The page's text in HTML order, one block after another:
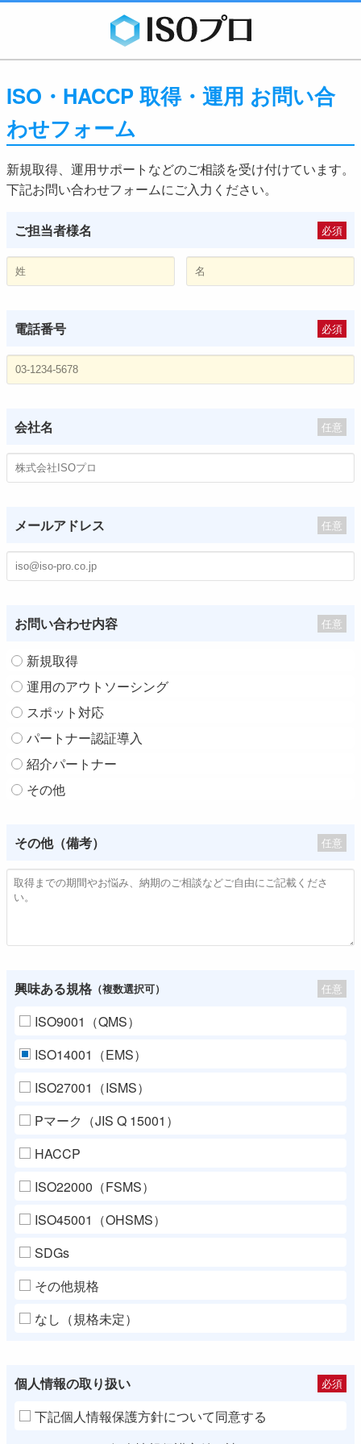
ISO・HACCP 取得・運用 お問い合
わせフォーム
新規取得、運用サポートなどのご相談を受け付けています。
下記お問い合わせフォームにご入力ください。
ご担当者様名 必須
電話番号 必須
会社名 任意
メールアドレス 任意
お問い合わせ内容 任意
新規取得
運用のアウトソーシング
スポット対応
パートナー認証導入
紹介パートナー
その他
その他（備考） 任意
興味ある規格 （複数選択可） 任意
ISO9001（QMS）
ISO14001（EMS）
ISO27001（ISMS）
Pマーク（JIS Q 15001）
HACCP
ISO22000（FSMS）
ISO45001（OHSMS）
SDGs
その他規格
なし（規格未定）
個人情報の取り扱い 必須
下記個人情報保護方針について同意する